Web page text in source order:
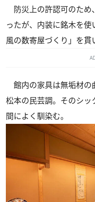
防災上の許認可のため
ったが、内装に銘木を
風の数寄屋づくり」を貫
館内の家具は無垢材の
松本の民芸調。そのシ
間によく馴染む。